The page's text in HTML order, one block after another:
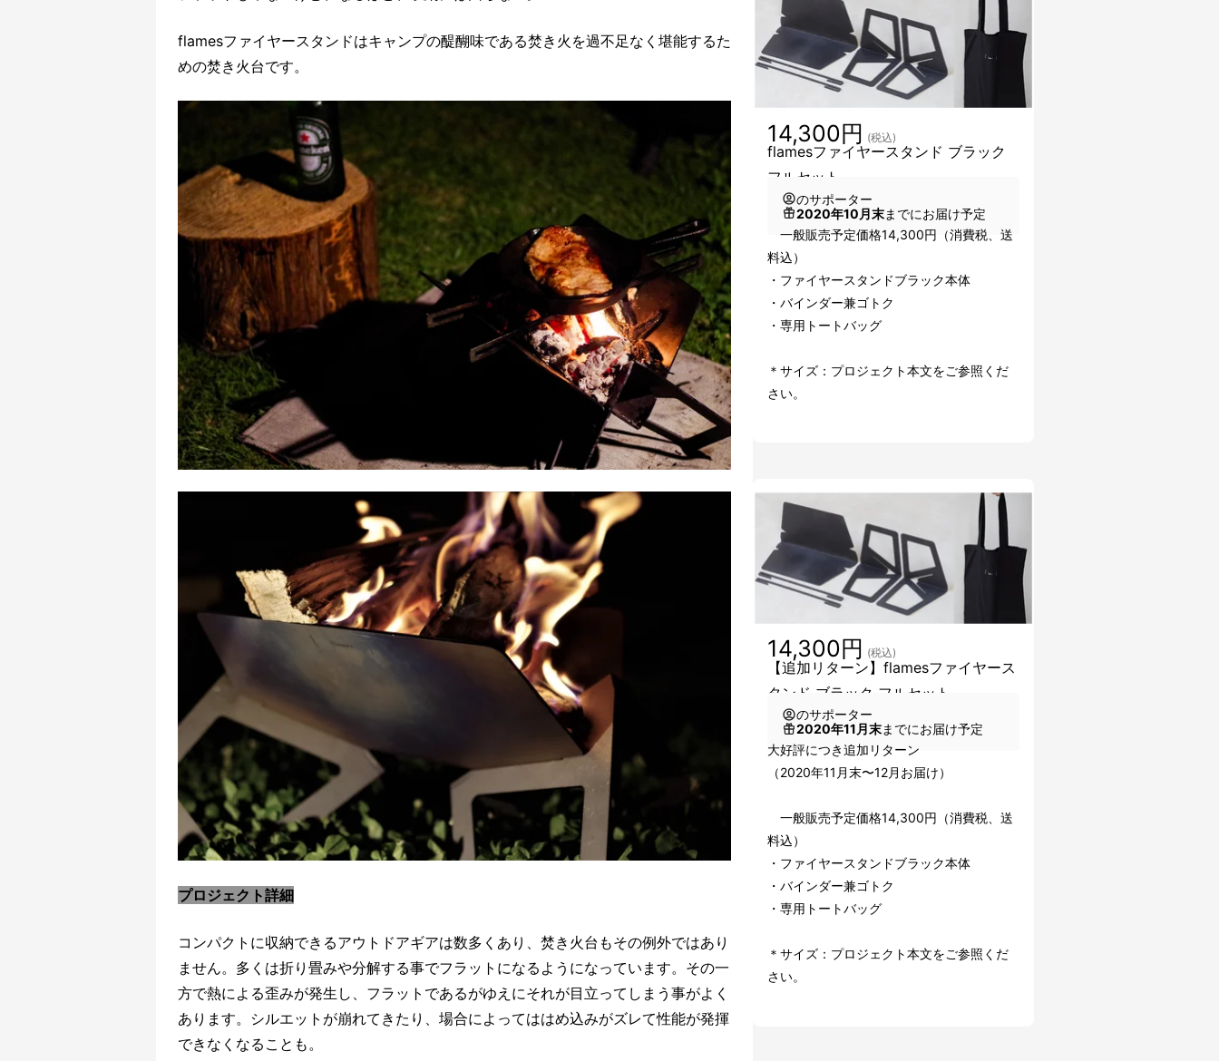
flamesファイヤースタンドはキャンプの醍醐味である焚き火を過不足なく堪能するた
めの焚き火台です。
プロジェクト詳細
コンパクトに収納できるアウトドアギアは数多くあり、焚き火台もその例外ではあり
ません。多くは折り畳みや分解する事でフラットになるようになっています。その一
方で熱による歪みが発生し、フラットであるがゆえにそれが目立ってしまう事がよく
あります。シルエットが崩れてきたり、場合によってははめ込みがズレて性能が発揮
できなくなることも。
flamesファイヤースタンド ブラック
フルセット
14,300円 (税込)
のサポーター
2020年10月末までにお届け予定
一般販売予定価格14,300円（消費税、送
料込）
・ファイヤースタンドブラック本体
・バインダー兼ゴトク
・専用トートバッグ
＊サイズ：プロジェクト本文をご参照くだ
さい。
【追加リターン】flamesファイヤース
タンド ブラック フルセット
14,300円 (税込)
のサポーター
2020年11月末までにお届け予定
大好評につき追加リターン
（2020年11月末〜12月お届け）
一般販売予定価格14,300円（消費税、送
料込）
・ファイヤースタンドブラック本体
・バインダー兼ゴトク
・専用トートバッグ
＊サイズ：プロジェクト本文をご参照くだ
さい。